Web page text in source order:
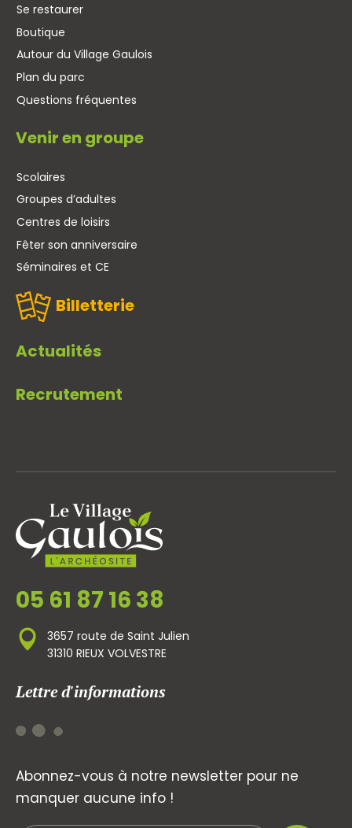
Se restaurer
Boutique
Autour du Village Gaulois
Plan du parc
Questions fréquentes
Venir en groupe
Scolaires
Groupes d’adultes
Centres de loisirs
Fêter son anniversaire
Séminaires et CE
Billetterie
Actualités
Recrutement
05 61 87 16 38
3657 route de Saint Julien
31310 RIEUX VOLVESTRE
Lettre d'informations
Abonnez-vous à notre newsletter pour ne
manquer aucune info !